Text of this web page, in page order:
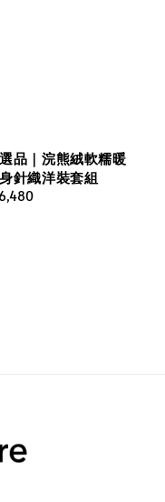
品｜浣熊絨軟糯暖
針織洋裝套組